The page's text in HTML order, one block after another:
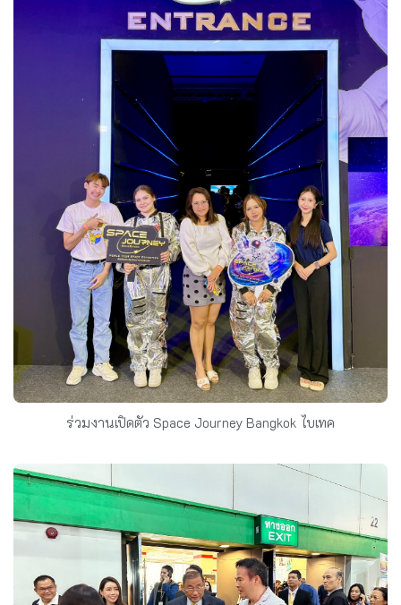
ร่วมงานเปิดตัว Space Journey Bangkok ไบเทค